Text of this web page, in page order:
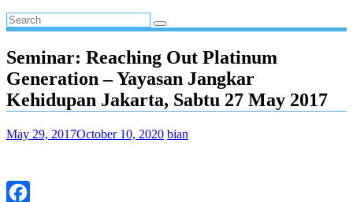
Seminar: Reaching Out Platinum
Generation – Yayasan Jangkar
Kehidupan Jakarta, Sabtu 27 May 2017
May 29, 2017October 10, 2020 bian